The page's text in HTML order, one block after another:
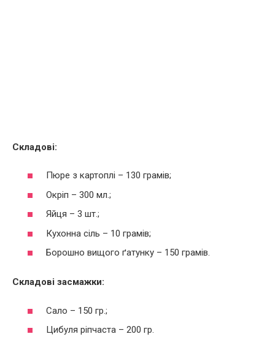
Складові:
Пюре з картоплі – 130 грамів;
Окріп – 300 мл.;
Яйця – 3 шт.;
Кухонна сіль – 10 грамів;
Борошно вищого ґатунку – 150 грамів.
Складові засмажки:
Сало – 150 гр.;
Цибуля ріпчаста – 200 гр.